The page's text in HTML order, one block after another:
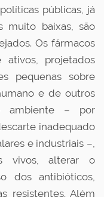
públicas, já
muito baixas, são
Os fármacos
ativos, projetados
pequenas sobre
e de outros
ambiente – por
inadequado
e industriais –,
vivos, alterar o
dos antibióticos,
resistentes. Além